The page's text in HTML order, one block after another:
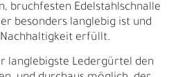
bruchfesten Edelstahlschnalle
besonders langlebig ist und
erfüllt.
langlebigste Ledergürtel den